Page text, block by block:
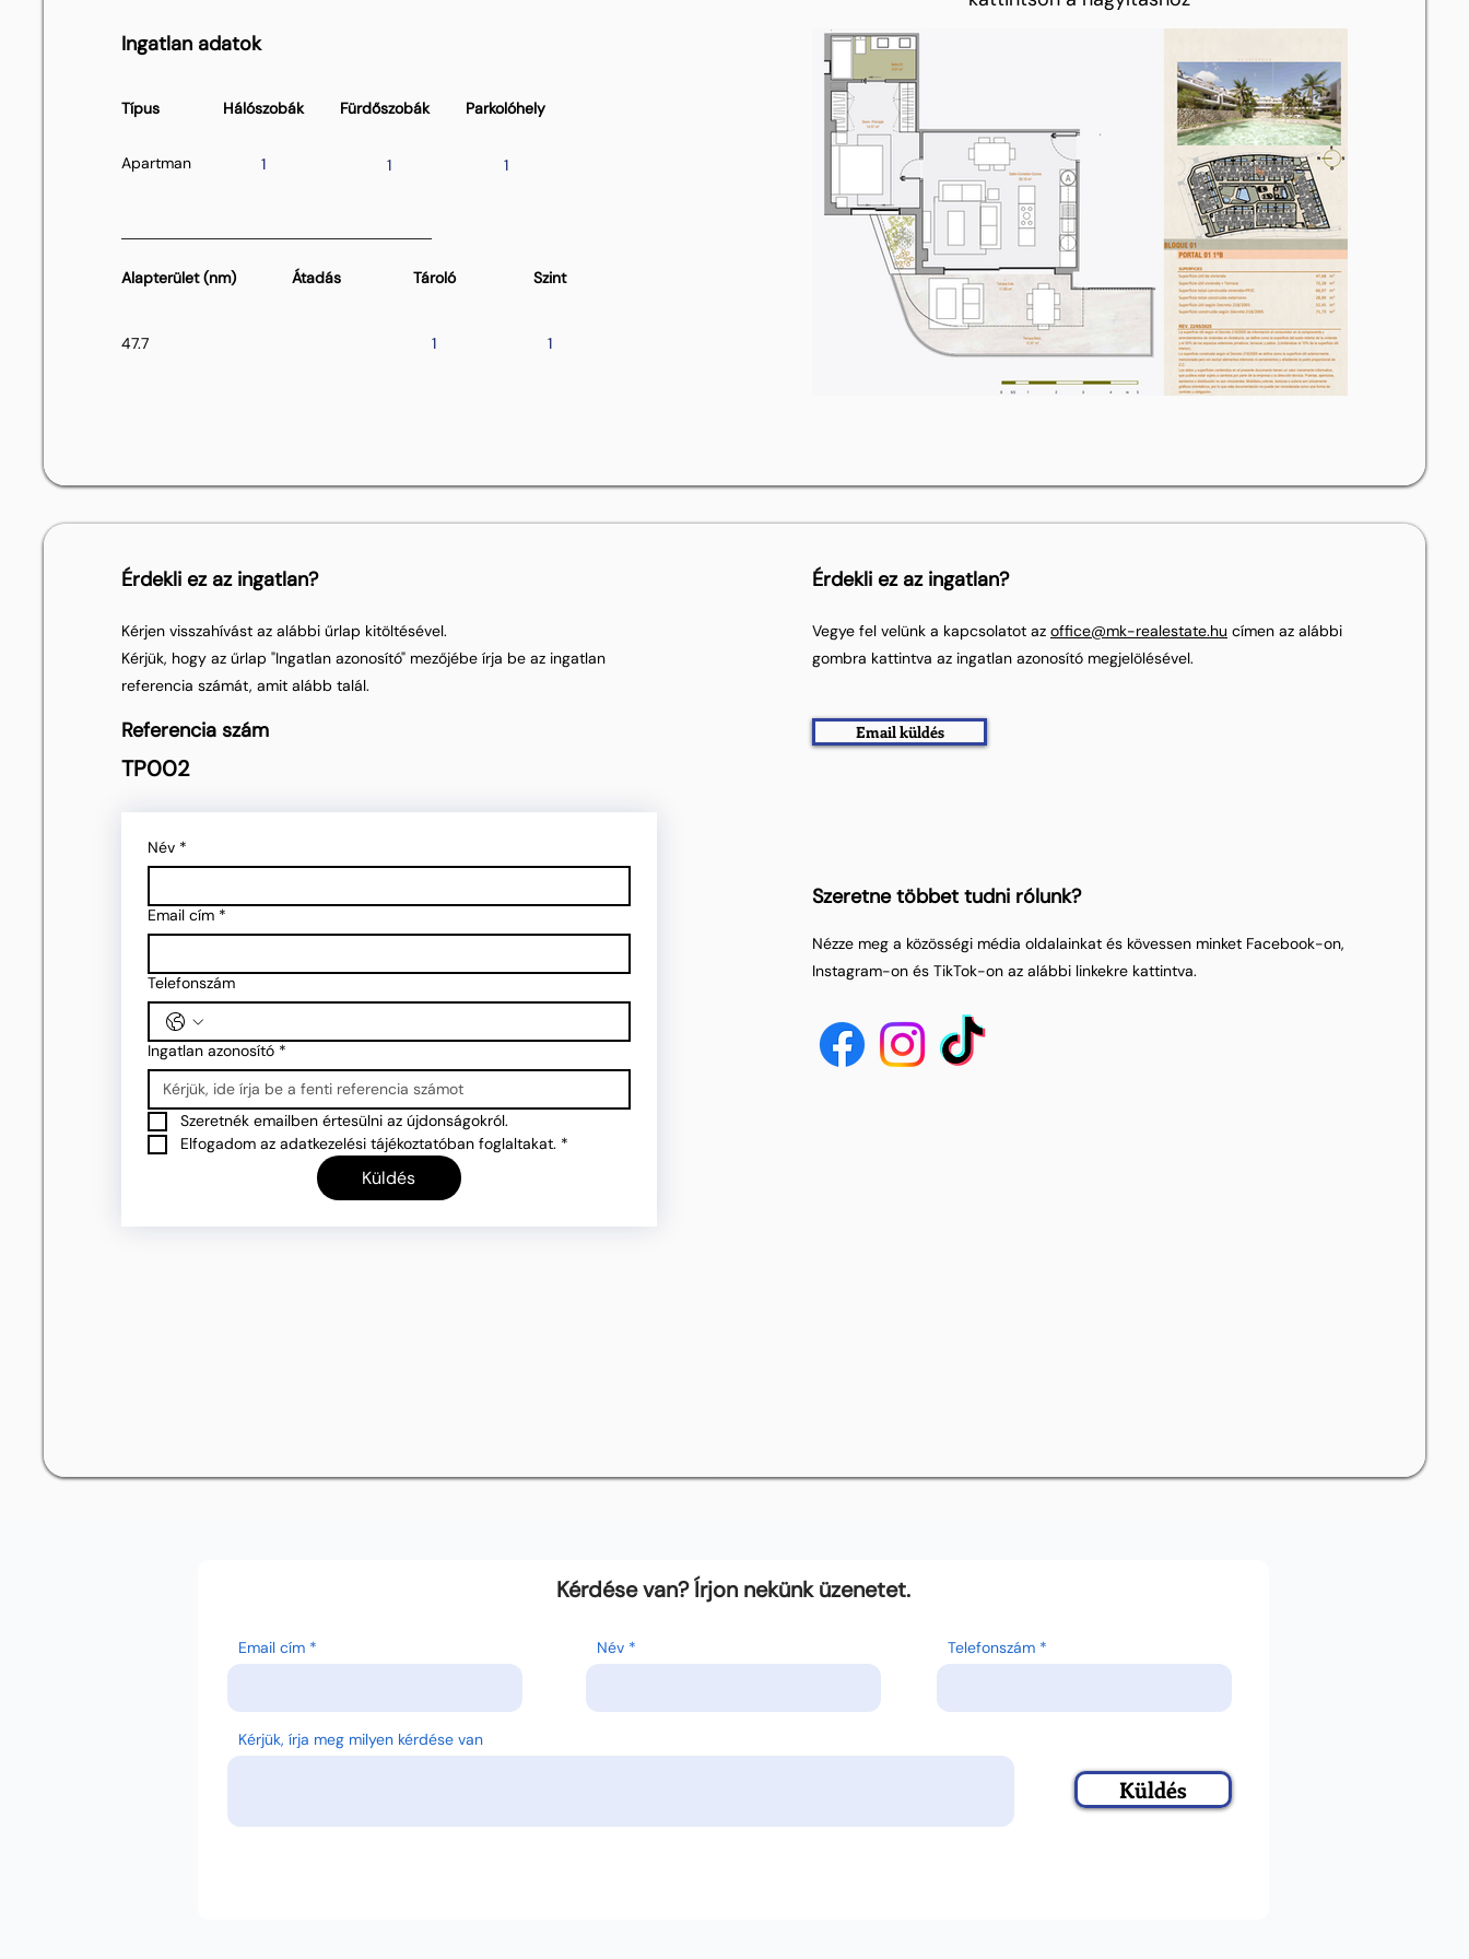
Ingatlan adatok
Típus Hálószobák
Apartman 1
Fürdőszobák
1
Parkolóhely
1
Alapterület (nm) Átadás Tároló
47.7 1
Szint
1
Érdekli ez az ingatlan?
Kérjen visszahívást az alábbi űrlap kitöltésével.
Kérjük, hogy az űrlap "Ingatlan azonosító" mezőjébe írja be az ingatlan
referencia számát, amit alább talál.
Referencia szám
TP002
Név *
Email cím *
Telefonszám
Ingatlan azonosító *
Szeretnék emailben értesülni az újdonságokról.
Elfogadom az adatkezelési tájékoztatóban foglaltakat. *
Küldés
Érdekli ez az ingatlan?
Vegye fel velünk a kapcsolatot az office@mk-realestate.hu címen az alábbi
gombra kattintva az ingatlan azonosító megjelölésével.
Email küldés
Szeretne többet tudni rólunk?
Nézze meg a közösségi média oldalainkat és kövessen minket Facebook-on,
Instagram-on és TikTok-on az alábbi linkekre kattintva.
Kérdése van? Írjon nekünk üzenetet.
Email cím Név Telefonszám
Kérjük, írja meg milyen kérdése van
Küldés